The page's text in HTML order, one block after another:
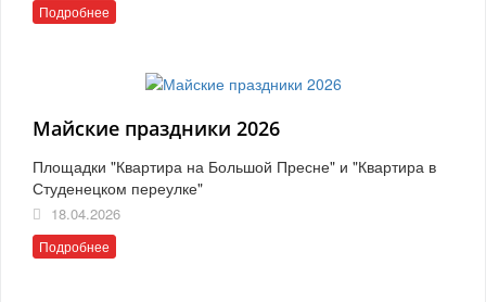
Подробнее
Майские праздники 2026
Площадки "Квартира на Большой Пресне" и "Квартира в
Студенецком переулке"
18.04.2026
Подробнее